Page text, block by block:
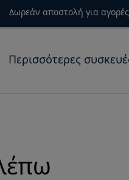
Δωρεάν αποστολή για
Περισσότερες